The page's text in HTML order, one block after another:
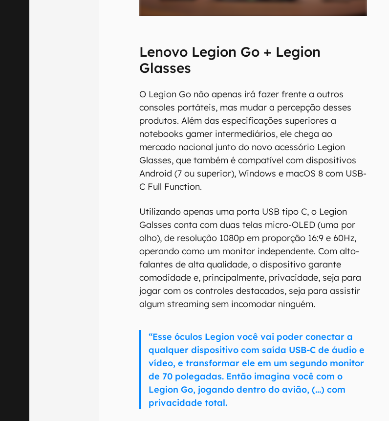
Lenovo Legion Go + Legion
Glasses
O Legion Go não apenas irá fazer frente a outros
consoles portáteis, mas mudar a percepção desses
produtos. Além das especificações superiores a
notebooks gamer intermediários, ele chega ao
mercado nacional junto do novo acessório Legion
Glasses, que também é compatível com dispositivos
Android (7 ou superior), Windows e macOS 8 com USB-
C Full Function.
Utilizando apenas uma porta USB tipo C, o Legion
Galsses conta com duas telas micro-OLED (uma por
olho), de resolução 1080p em proporção 16:9 e 60Hz,
operando como um monitor independente. Com alto-
falantes de alta qualidade, o dispositivo garante
comodidade e, principalmente, privacidade, seja para
jogar com os controles destacados, seja para assistir
algum streaming sem incomodar ninguém.
“Esse óculos Legion você vai poder conectar a
qualquer dispositivo com saída USB-C de áudio e
vídeo, e transformar ele em um segundo monitor
de 70 polegadas. Então imagina você com o
Legion Go, jogando dentro do avião, (...) com
privacidade total.